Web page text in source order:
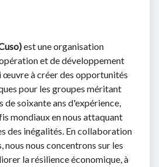
est une organisation
et de développement
œuvre à créer des opportunités
pour les groupes méritant
de soixante ans d'expérience,
mondiaux en nous attaquant
des inégalités. En collaboration
nous nous concentrons sur les
la résilience économique, à